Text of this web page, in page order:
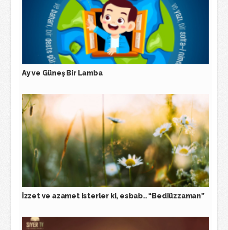
Ay ve Güneş Bir Lamba
İzzet ve azamet isterler ki, esbab.. “Bediüzzaman”